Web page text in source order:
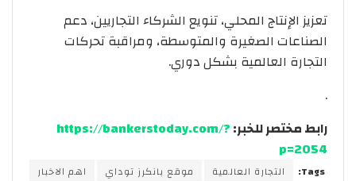
تعزيز الإنتاج المحلي، تنويع الشركاء التجاريين، دعم
الصناعات الصغيرة والمتوسطة، ومراقبة تحركات
التجارة العالمية بشكل دوري.
.
رابط مختصر للخبر:https://bankerstoday.com/?
p=2054
Tags: التجارة العالمية موقع بانكرز توداي
اهم الاخبار